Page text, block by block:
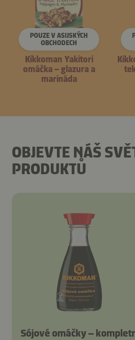
POUZE V ASIJSKÝCH
OBCHODECH
Kikkoman Yakitori
omáčka – glazura a
marináda
OBJEVTE NÁŠ
PRODUKTŮ
Sójové omáčky –